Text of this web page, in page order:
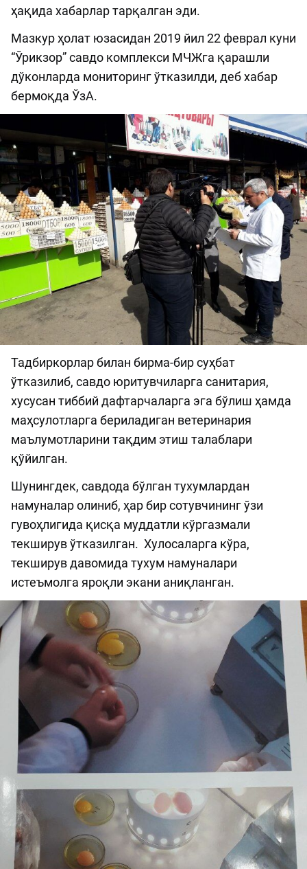
ҳақида хабарлар тарқалган эди.
Мазкур ҳолат юзасидан 2019 йил 22 феврал куни
“Ўрикзор” савдо комплекси МЧЖга қарашли
дўконларда мониторинг ўтказилди, деб хабар
бермоқда ЎзА.
Тадбиркорлар билан бирма-бир суҳбат
ўтказилиб, савдо юритувчиларга санитария,
хусусан тиббий дафтарчаларга эга бўлиш ҳамда
маҳсулотларга бериладиган ветеринария
маълумотларини тақдим этиш талаблари
қўйилган.
Шунингдек, савдода бўлган тухумлардан
намуналар олиниб, ҳар бир сотувчининг ўзи
гувоҳлигида қисқа муддатли кўргазмали
текширув ўтказилган. Хулосаларга кўра,
текширув давомида тухум намуналари
истеъмолга яроқли экани аниқланган.